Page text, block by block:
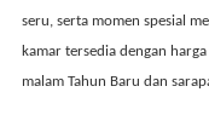
seru, serta momen spesial
kamar tersedia dengan
malam Tahun Baru dan